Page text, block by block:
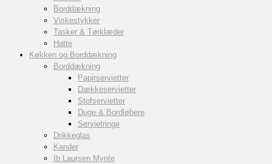
Borddækning
Viskestykker
Tasker & Tørklæder
Hatte
Køkken og Borddækning
Borddækning
Papirservietter
Dækkeservietter
Stofservietter
Duge & Bordløbere
Servietringe
Drikkeglas
Kander
Ib Laursen Mynte